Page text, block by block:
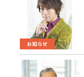
お知らせ